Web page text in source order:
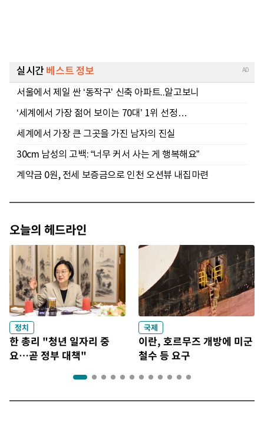
오늘의 헤드라인
정치
한 총리 "청년 일자리 중
요…곧 정부 대책"
국제
이란, 호르무즈 개방에 미군
철수 등 요구